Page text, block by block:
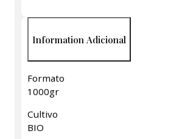
Information Adicional
Formato
1000gr
Cultivo
BIO